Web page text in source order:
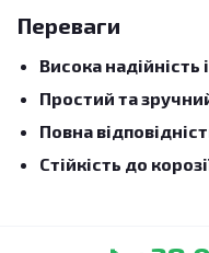
Переваги
Висока надійність
Простий та
Повна
Стійкість до